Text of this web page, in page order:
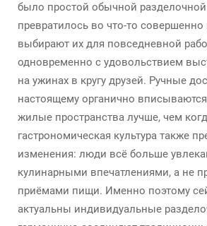
было простой обычной разделочной
превратилось во что-то
выбирают их для повседневной
одновременно с удовольствием
на ужинах в кругу друзей. Ручные
настоящему органично
жилые пространства лучше, чем
гастрономическая культура также
изменения: люди всё больше
кулинарными впечатлениями, а не
приёмами пищи. Именно поэтому
актуальны индивидуальные